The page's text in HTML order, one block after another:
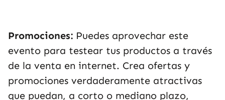
Promociones: Puedes aprovechar este
evento para testear tus productos a través
de la venta en internet. Crea ofertas y
promociones verdaderamente atractivas
que puedan, a corto o mediano plazo,